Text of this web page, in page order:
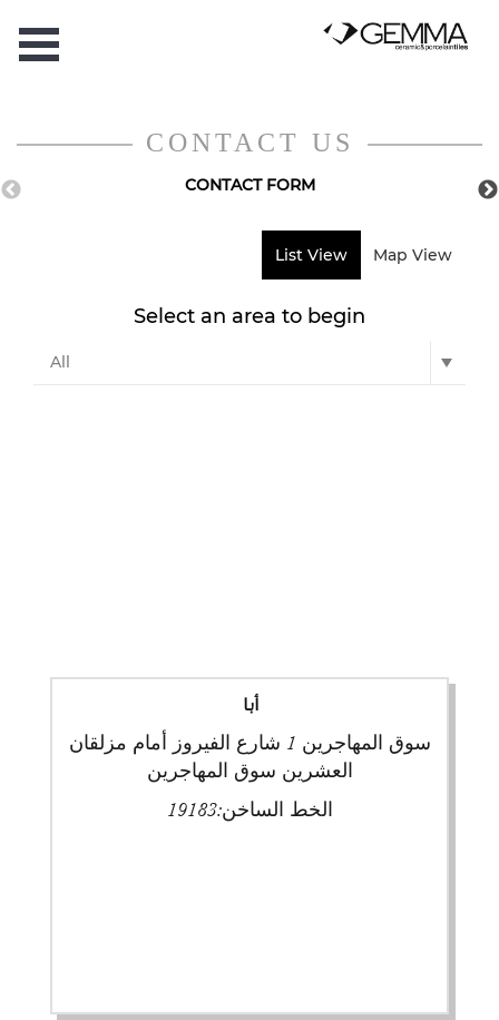
CONTACT US
CONTACT FORM
List View Map View
Select an area to begin
أبا
سوق المهاجرين 1 شارع الفيروز أمام مزلقان
العشرين سوق المهاجرين
الخط الساخن:19183